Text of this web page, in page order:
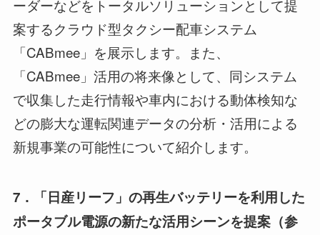
ーダーなどをトータルソリューションとして提
案するクラウド型タクシー配車システム
「CABmee」を展示します。また、
「CABmee」活用の将来像として、同システム
で収集した走行情報や車内における動体検知な
どの膨大な運転関連データの分析・活用による
新規事業の可能性について紹介します。
7． 「日産リーフ」の再生バッテリーを利用した
ポータブル電源の新たな活用シーンを提案（参